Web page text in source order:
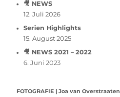
🎥 NEWS
12. Juli 2026
Serien Highlights
15. August 2025
🎥 NEWS 2021 – 2022
6. Juni 2023
FOTOGRAFIE | Joa van Overstraaten